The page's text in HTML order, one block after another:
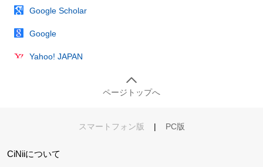
Google Scholar
Google
Yahoo! JAPAN
ページトップへ
スマートフォン版 | PC版
CiNiiについて